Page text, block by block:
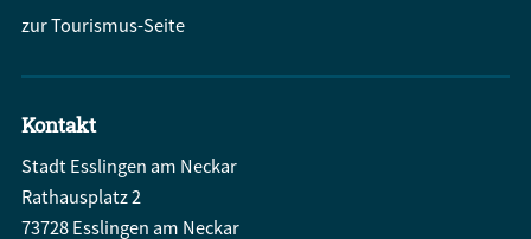
zur Tourismus-Seite
Kontakt
Stadt Esslingen am Neckar
Rathausplatz 2
73728 Esslingen am Neckar